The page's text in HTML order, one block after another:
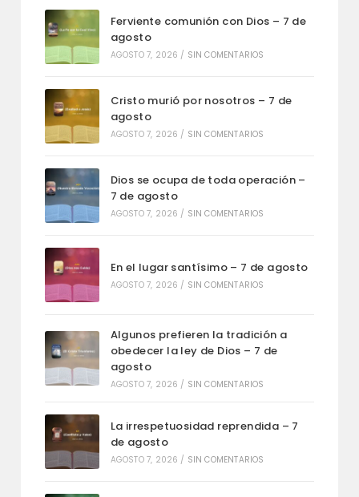
Ferviente comunión con Dios – 7 de
agosto
AGOSTO 7, 2026 / SIN COMENTARIOS
Cristo murió por nosotros – 7 de
agosto
AGOSTO 7, 2026 / SIN COMENTARIOS
Dios se ocupa de toda operación –
7 de agosto
AGOSTO 7, 2026 / SIN COMENTARIOS
En el lugar santísimo – 7 de agosto
AGOSTO 7, 2026 / SIN COMENTARIOS
Algunos prefieren la tradición a
obedecer la ley de Dios – 7 de
agosto
AGOSTO 7, 2026 / SIN COMENTARIOS
La irrespetuosidad reprendida – 7
de agosto
AGOSTO 7, 2026 / SIN COMENTARIOS